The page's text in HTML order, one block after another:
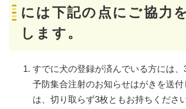
には下記の点にご協力
します。
すでに犬の登録が済んでいる方には
予防集合注射のお知らせはがきを送付
は、切り取らず3枚ともお持ちください